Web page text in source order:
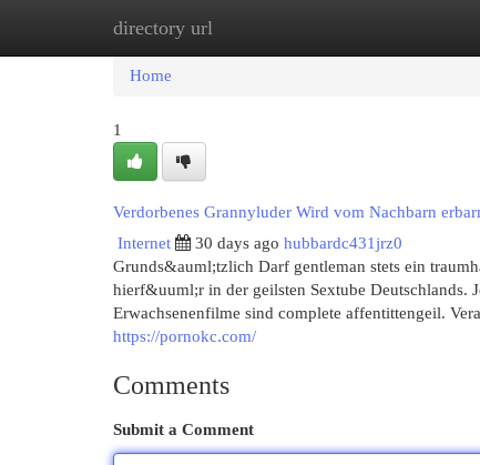
directory url
Home
Home
1
Verdorbenes Grannyluder Wird vom Nachbarn
Internet
30 days ago hubbardc431jrz0
Grunds&auml;tzlich Darf gentleman stets ein
hierf&uuml;r in der geilsten Sextube Deutschlands.
Erwachsenenfilme sind complete affentittengeil.
https://pornokc.com/
Comments
Submit a Comment